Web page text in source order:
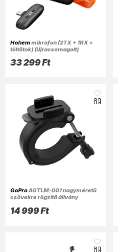
Hohem mikrofon (2TX + 1RX +
töltőtok) (Újracsomagolt)
33 299 Ft
GoProAGTLM-001 nagyméretű
csövekre rögzítő állvány
14 999 Ft